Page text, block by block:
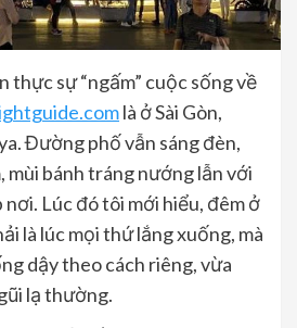
thực sự “ngấm” cuộc sống về
là ở Sài Gòn,
Đường phố vẫn sáng đèn,
mùi bánh tráng nướng lẫn với
nơi. Lúc đó tôi mới hiểu, đêm ở
là lúc mọi thứ lắng xuống, mà
dậy theo cách riêng, vừa
lạ thường.